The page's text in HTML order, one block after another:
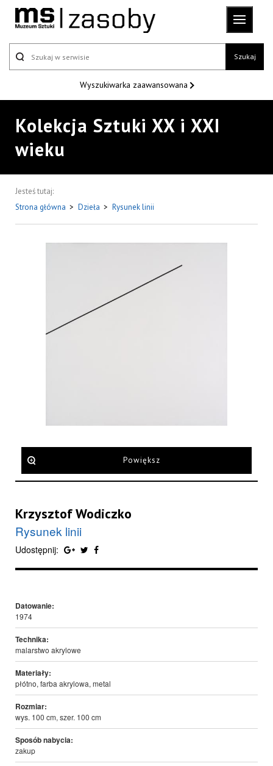
Szukaj
Wyszukiwarka zaawansowana
Kolekcja Sztuki XX i XXI
wieku
Jesteś tutaj:
Strona główna > Dzieła > Rysunek linii
Powiększ
Krzysztof Wodiczko
Rysunek linii
Udostępnij:
Datowanie:
1974
Technika:
malarstwo akrylowe
Materiały:
płótno, farba akrylowa, metal
Rozmiar:
wys. 100 cm, szer. 100 cm
Sposób nabycia:
zakup